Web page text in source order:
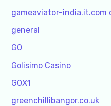
gameaviator-india.it.com
general
GO
Golisimo Casino
GOX1
greenchillibangor.co.uk